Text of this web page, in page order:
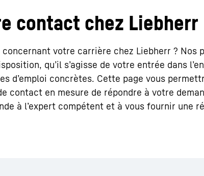
contact chez Liebherr
concernant votre carrière chez Liebherr ? Nos
qu’il s’agisse de votre entrée dans
d’emploi concrètes. Cette page vous
contact en mesure de répondre à votre
à l’expert compétent et à vous fournir une